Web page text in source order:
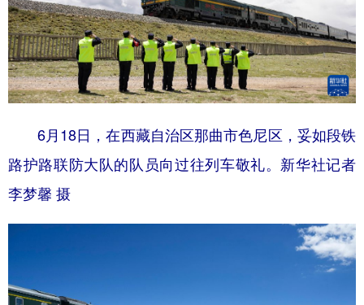
6月18日，在西藏自治区那曲市色尼区，妥如段铁
路护路联防大队的队员向过往列车敬礼。新华社记者
李梦馨 摄